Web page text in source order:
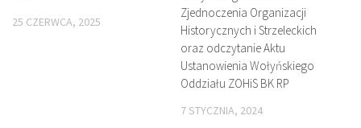
25 CZERWCA, 2025
Zjednoczenia Organizacji
Historycznych i Strzeleckich
oraz odczytanie Aktu
Ustanowienia Wołyńskiego
Oddziału ZOHiS BK RP
7 STYCZNIA, 2024